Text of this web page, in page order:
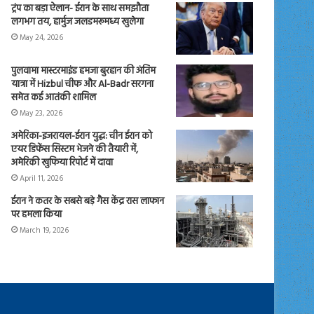
ट्रंप का बड़ा ऐलान- ईरान के साथ समझौता
लगभग तय, हार्मुज जलडमरूमध्य खुलेगा
May 24, 2026
पुलवामा मास्टरमाइंड हमजा बुरहान की अंतिम
यात्रा में Hizbul चीफ और Al-Badr सरगना
समेत कई आतंकी शामिल
May 23, 2026
अमेरिका-इजरायल-ईरान युद्ध: चीन ईरान को
एयर डिफेंस सिस्टम भेजने की तैयारी में,
अमेरिकी खुफिया रिपोर्ट में दावा
April 11, 2026
ईरान ने कतर के सबसे बड़े गैस केंद्र रास लाफान
पर हमला किया
March 19, 2026